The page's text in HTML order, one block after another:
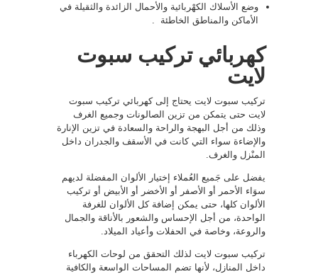
وضع الأسلاك الكهْربائية والأحمال الزائدة والثقيلة في
الأماكن والمناطق الخاطئة .
كهربائي تركيب سبوت
لايت
تركيب سبوت لايت يحتاج إلى كهربائي تركيب سبوت
لايت حتى يتمكن من تزين الصالونات وجميع الغرف
وذلك من أجل البهجة والراحة والسعادة في تزين الإنارة
والإضاءة سواء التي كانت في الأسقف والجدران داخل
المنْزل والغرف.
يفضل على جَميع العُملاء إختيار الألوان المفضلة لديهم
سوَاء الأحمر أو الأصفر أو الأخضر أو الأبيض أو تركيب
الألوان كلها، حتى يمكن إضافة كل الألوان للغرفة
الواحدة، من أجل الإحساس والشعور بالأناقة والجمال
والروعة، وخاصة في الحفلات وأعياد الميلاد.
تركيب سبوت لايت لذلك التحقق من لوحات الكهرباء
داخل المنازل، لأنها تضم المساحات الواسعة والكافية